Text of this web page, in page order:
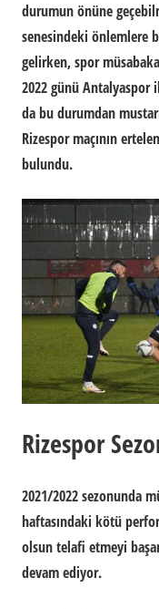
durumun önüne
senesindeki önlemlere
gelirken, spor
2022 günü Antalyaspor
da bu durumdan
Rizespor maçının
bulundu.
Rizespor
2021/2022 sezonunda
haftasındaki kötü
olsun telafi etmeyi
devam ediyor.